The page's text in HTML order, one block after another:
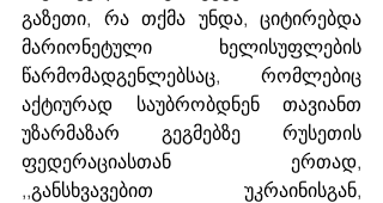
გაზეთი, რა თქმა უნდა, ციტირებდა
მარიონეტული ხელისუფლების
წარმომადგენლებსაც, რომლებიც
აქტიურად საუბრობდნენ თავიანთ
უზარმაზარ გეგმებზე რუსეთის
ფედერაციასთან ერთად,
,,განსხვავებით უკრაინისგან,